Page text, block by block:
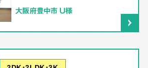
大阪府豊中市 U様